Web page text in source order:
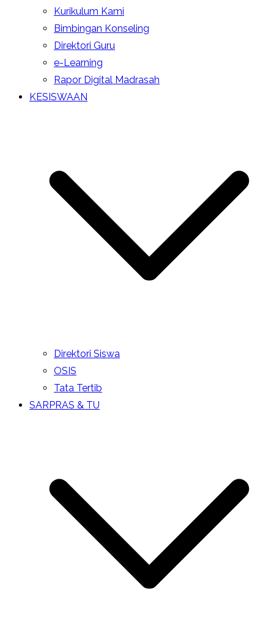
Kurikulum Kami
Bimbingan Konseling
Direktori Guru
e-Learning
Rapor Digital Madrasah
KESISWAAN
Direktori Siswa
OSIS
Tata Tertib
SARPRAS & TU